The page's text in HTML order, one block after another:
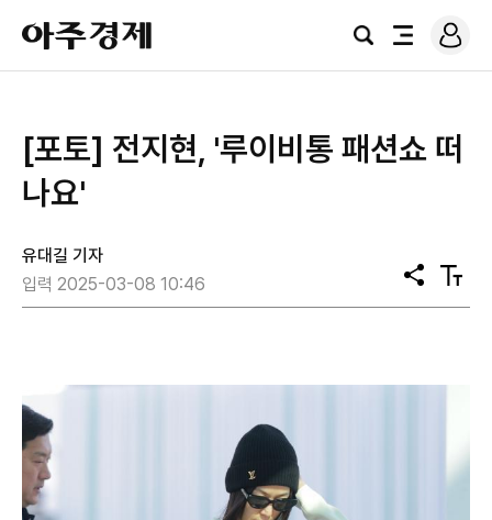
아
주
경
검
전
로
그
[포토] 전지현, '루이비통 패션쇼 떠
나요'
유대길 기자
입력 2025-03-08 10:46
공
유
텍
스